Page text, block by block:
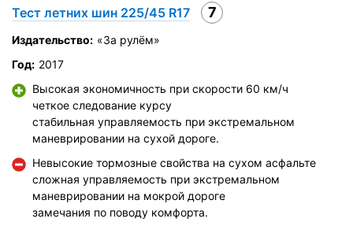
Тест летних шин 225/45 R17 7
Издательство: «За рулём»
Год: 2017
Высокая экономичность при скорости 60 км/ч
четкое следование курсу
стабильная управляемость при экстремальном
маневрировании на сухой дороге.
Невысокие тормозные свойства на сухом асфальте
сложная управляемость при экстремальном
маневрировании на мокрой дороге
замечания по поводу комфорта.